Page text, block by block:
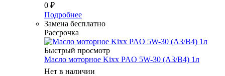
0 ₽
Подробнее
Замена бесплатно
Рассрочка
Быстрый просмотр
Масло мотоpное Kixx PAO 5W-30 (A3/B4) 1л
Нет в наличии